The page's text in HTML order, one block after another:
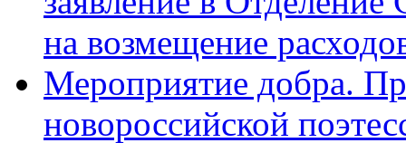
на возмещение
Мероприятие добра.
новороссийской